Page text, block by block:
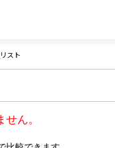
スト
ん。